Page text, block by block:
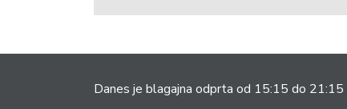
Danes je blagajna odprta od 15:15 do 21:15